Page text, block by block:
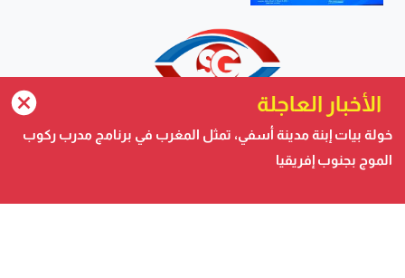
صحيفة الكترونية متجددة على مدار الساعة تصدر عن شركة
الأخبار العاجلة
خولة بيات إبنة مدينة أسفي، تمثل المغرب في برنامج مدرب ركوب
الموج بجنوب إفريقيا